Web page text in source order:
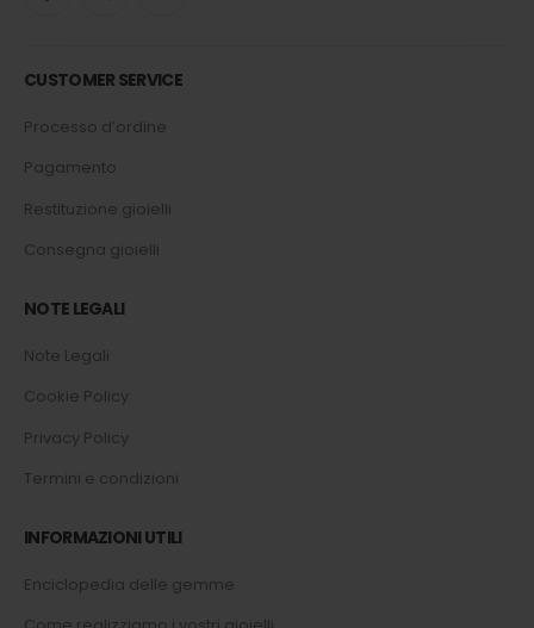
CUSTOMER SERVICE
Processo d’ordine
Pagamento
Restituzione gioielli
Consegna gioielli
NOTE LEGALI
Note Legali
Cookie Policy
Privacy Policy
Termini e condizioni
INFORMAZIONI UTILI
Enciclopedia delle gemme